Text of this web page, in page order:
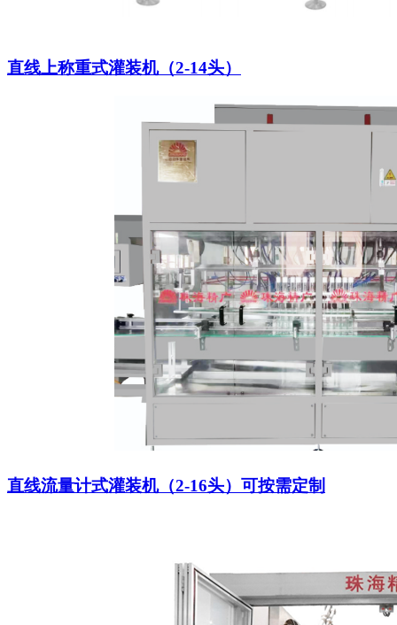
直线上称重式灌装机（2-14头）
直线流量计式灌装机（2-16头）可按需定制